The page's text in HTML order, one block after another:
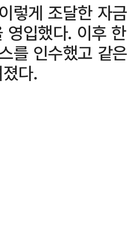
렇게 조달한 자
영입했다. 이후
를 인수했고 같
다.